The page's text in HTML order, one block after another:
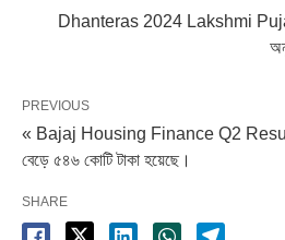
Dhanteras 2024 Lakshmi Puja
PREVIOUS
« Bajaj Housing Finance Q2
বেড়ে ৫৪৬ কোটি টাকা হয়েছে।
SHARE